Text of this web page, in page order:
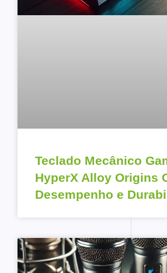
Teclado Mecânico
HyperX Alloy Origins
Desempenho e